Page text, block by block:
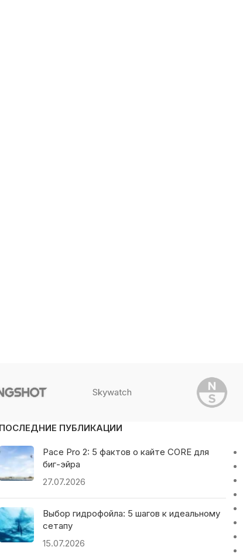
Skywatch
ПОСЛЕДНИЕ ПУБЛИКАЦИИ
Pace Pro 2: 5 фактов о кайте CORE для
биг-эйра
27.07.2026
Выбор гидрофойла: 5 шагов к идеальному
сетапу
15.07.2026